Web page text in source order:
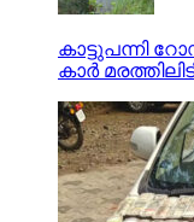
കാട്ടുപന്നി
കാര്‍